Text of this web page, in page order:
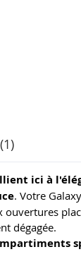
ici à
. Votre
ouvertures
dégagée.